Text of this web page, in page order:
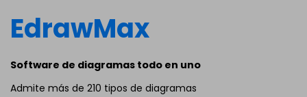
EdrawMax
Software de diagramas todo en uno
Admite más de 210 tipos de diagramas